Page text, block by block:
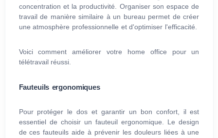
concentration et la productivité. Organiser son espace de
travail de manière similaire à un bureau permet de créer
une atmosphère professionnelle et d'optimiser l'efficacité.
Voici comment améliorer votre home office pour un
télétravail réussi.
Fauteuils ergonomiques
Pour protéger le dos et garantir un bon confort, il est
essentiel de choisir un fauteuil ergonomique. Le design
de ces fauteuils aide à prévenir les douleurs liées à une